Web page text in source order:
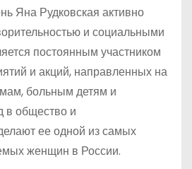
Яна Рудковская активно
и социальными
постоянным участником
и акций, направленных на
больным детям и
в общество и
ее одной из самых
женщин в России.